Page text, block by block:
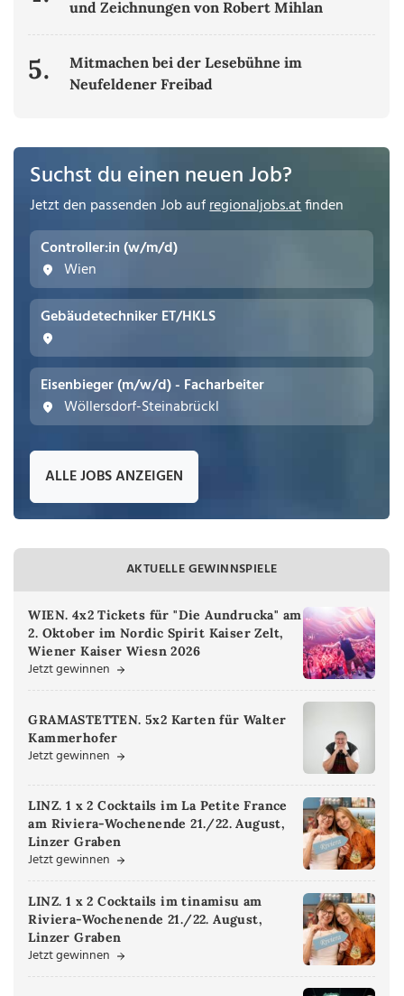
und Zeichnungen von Robert Mihlan
5.
Mitmachen bei der Lesebühne im
Neufeldener Freibad
Suchst du einen neuen Job?
Jetzt den passenden Job aufregionaljobs.atfinden
Controller:in (w/m/d)
Wien
Gebäudetechniker ET/HKLS
Eisenbieger (m/w/d) - Facharbeiter
Wöllersdorf-Steinabrückl
ALLE JOBS ANZEIGEN
AKTUELLE GEWINNSPIELE
WIEN. 4x2 Tickets für "Die Aundrucka" am
2. Oktober im Nordic Spirit Kaiser Zelt,
Wiener Kaiser Wiesn 2026
Jetzt gewinnen
GRAMASTETTEN. 5x2 Karten für Walter
Kammerhofer
Jetzt gewinnen
LINZ. 1 x 2 Cocktails im La Petite France
am Riviera-Wochenende 21./22. August,
Linzer Graben
Jetzt gewinnen
LINZ. 1 x 2 Cocktails im tinamisu am
Riviera-Wochenende 21./22. August,
Linzer Graben
Jetzt gewinnen